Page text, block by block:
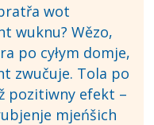
wot
wuknu? Wězo,
po cyłym domje,
zwučuje. Tola po
pozitiwny efekt –
mjeńšich